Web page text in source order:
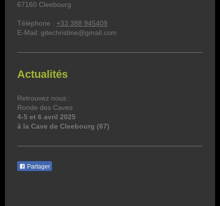
67160 Cleebourg
Téléphone : +33 388 945409
E-Mail: gitechristine@gmail.com
Actualités
Retrouvez nous :
Ronde des Caves
4-5 et 6 avril 2025
à la Cave de Cleebourg (67)
Partager